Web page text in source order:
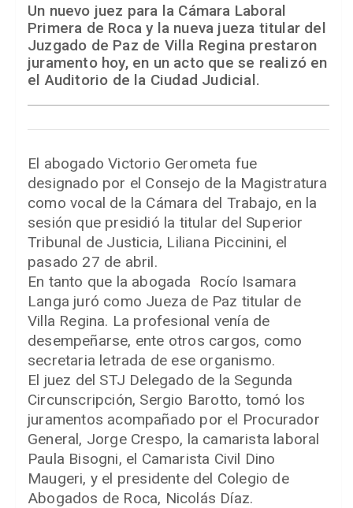
Un nuevo juez para la Cámara Laboral
Primera de Roca y la nueva jueza titular del
Juzgado de Paz de Villa Regina prestaron
juramento hoy, en un acto que se realizó en
el Auditorio de la Ciudad Judicial.
El abogado Victorio Gerometa fue
designado por el Consejo de la Magistratura
como vocal de la Cámara del Trabajo, en la
sesión que presidió la titular del Superior
Tribunal de Justicia, Liliana Piccinini, el
pasado 27 de abril.
En tanto que la abogada Rocío Isamara
Langa juró como Jueza de Paz titular de
Villa Regina. La profesional venía de
desempeñarse, ente otros cargos, como
secretaria letrada de ese organismo.
El juez del STJ Delegado de la Segunda
Circunscripción, Sergio Barotto, tomó los
juramentos acompañado por el Procurador
General, Jorge Crespo, la camarista laboral
Paula Bisogni, el Camarista Civil Dino
Maugeri, y el presidente del Colegio de
Abogados de Roca, Nicolás Díaz.